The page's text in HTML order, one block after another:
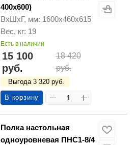
400х600)
ВхШхГ, мм: 1600х460х615
Вес, кг: 19
Есть в наличии
15 100
руб.
18 420
руб.
Выгода 3 320 руб.
В корзину
Полка настольная
одноуровневая ПНС1-8/4